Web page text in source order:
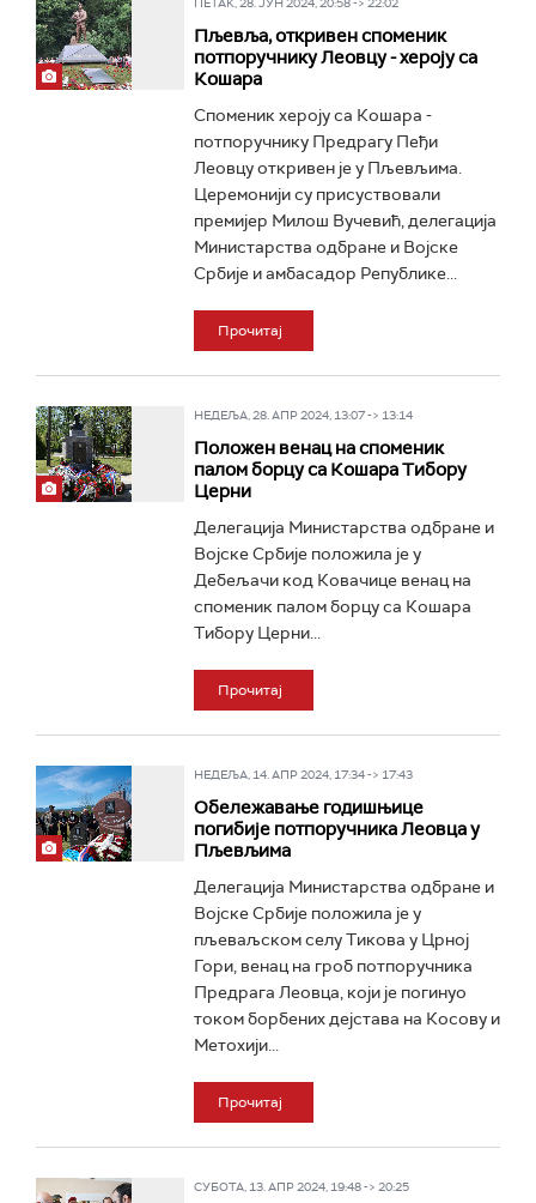
Пљевља, откривен споменик
потпоручнику Леовцу - хероју са
Кошара
Споменик хероју са Кошара -
потпоручнику Предрагу Пеђи
Леовцу откривен је у Пљевљима.
Церемонији су присуствовали
премијер Милош Вучевић, делегација
Министарства одбране и Војске
Србије и амбасадор Републике...
Прочитај
НЕДЕЉА, 28. АПР 2024, 13:07 -> 13:14
Положен венац на споменик
палом борцу са Кошара Тибору
Церни
Делегација Министарства одбране и
Војске Србије положила је у
Дебељачи код Ковачице венац на
споменик палом борцу са Кошара
Тибору Церни...
Прочитај
НЕДЕЉА, 14. АПР 2024, 17:34 -> 17:43
Обележавање годишњице
погибије потпоручника Леовца у
Пљевљима
Делегација Министарства одбране и
Војске Србије положила је у
пљеваљском селу Тикова у Црној
Гори, венац на гроб потпоручника
Предрага Леовца, који је погинуо
током борбених дејстава на Косову и
Метохији...
Прочитај
СУБОТА, 13. АПР 2024, 19:48 -> 20:25